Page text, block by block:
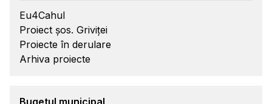
Eu4Cahul
Proiect șos. Griviței
Proiecte în derulare
Arhiva proiecte
Bugetul municipal